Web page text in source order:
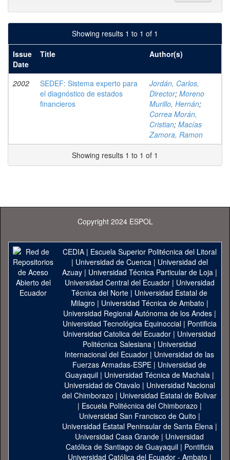
Showing results 1 to 1 of 1
Issue
Date
Title Author(s)
2002
SEDEF: Sistema experto para
el diagnóstico de estados
financieros
Jordán, Carlos,
Director; Moreno
Murillo, Hernán;
Correa Morán,
Cristian; Macías
Zamora, Ramon
Showing results 1 to 1 of 1
Copyright 2024 ESPOL
CEDIA| Escuela Superior Politécnica del Litoral
| Universidad de Cuenca| Universidad del
Azuay| Universidad Técnica Particular de Loja|
Universidad Central del Ecuador| Universidad
Técnica del Norte | Universidad Estatal de
Milagro | Universidad Técnica de Ambato |
Universidad Regional Autónoma de los Andes|
Universidad Tecnológica Equinoccial| Pontificia
Universidad Catolica del Ecuador | Universidad
Politécnica Salesiana | Universidad
Internacional del Ecuador | Universidad de las
Fuerzas Armadas-ESPE | Universidad de
Guayaquil| Universidad Técnica de Machala|
Universidad de Otavalo | Universidad Nacional
del Chimborazo | Universidad Estatal de Bolivar
| Escuela Politécnica del Chimborazo |
Universidad San Francisco de Quito |
Universidad Estatal Peninsular de Santa Elena|
Universidad Casa Grande | Universidad
Católica de Santiago de Guayaquil| Pontificia
Universidad Católica del Ecuador - Ambato |